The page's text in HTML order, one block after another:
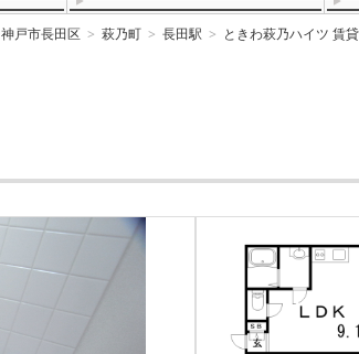
神戸市長田区 萩乃町 長田駅 ときわ萩乃ハイツ 賃